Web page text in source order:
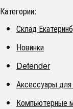
Категории:
Склад
Новинки
Defender
Аксессуары
Компьютерные